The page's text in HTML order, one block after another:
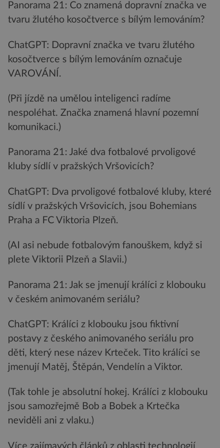
Panorama 21: Co znamená dopravní značka ve
tvaru žlutého kosočtverce s bílým lemováním?
ChatGPT: Dopravní značka ve tvaru žlutého
kosočtverce s bílým lemováním označuje
VAROVÁNÍ.
(Při jízdě na umělou inteligenci radíme
nespoléhat. Značka znamená hlavní pozemní
komunikaci.)
Panorama 21: Jaké dva fotbalové prvoligové
kluby sídlí v pražských Vršovicích?
ChatGPT: Dva prvoligové fotbalové kluby, které
sídlí v pražských Vršovicích, jsou Bohemians
Praha a FC Viktoria Plzeň.
(AI asi nebude fotbalovým fanouškem, když si
plete Viktorii Plzeň a Slavii.)
Panorama 21: Jak se jmenují králíci z klobouku
v českém animovaném seriálu?
ChatGPT: Králíci z klobouku jsou fiktivní
postavy z českého animovaného seriálu pro
děti, který nese název Krteček. Tito králíci se
jmenují Matěj, Štěpán, Vendelín a Viktor.
(Tak tohle je absolutní hokej. Králíci z klobouku
jsou samozřejmě Bob a Bobek a Krtečka
neviděli ani z vlaku.)
Více zajímavých článků z oblasti technologií